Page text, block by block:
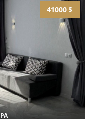
41000 $